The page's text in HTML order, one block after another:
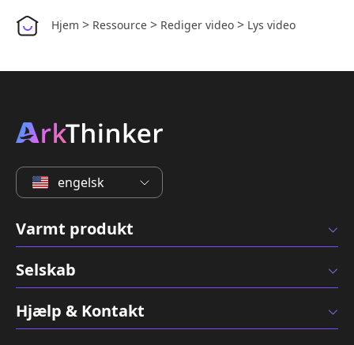
Hjem > Ressource > Rediger video > Lys video
engelsk
Varmt produkt
Selskab
Hjælp & Kontakt